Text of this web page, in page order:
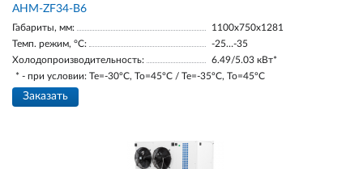
AНM-ZF34-В6
Габариты, мм:
1100х750х1281
Темп. режим, °С:
-25…-35
Холодопроизводительность:
6.49/5.03 кВт*
* - при условии: Te=-30ºC, To=45ºC / Te=-35ºC, To=45ºC
Заказать